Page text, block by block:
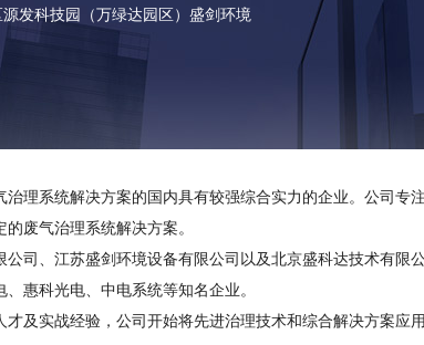
发科技园（万绿达园区）盛剑环境
理系统解决方案的国内具有较强综合实力的企业。公司
废气治理系统解决方案。
司、江苏盛剑环境设备有限公司以及北京盛科达技术有
惠科光电、中电系统等知名企业。
及实战经验，公司开始将先进治理技术和综合解决方案应